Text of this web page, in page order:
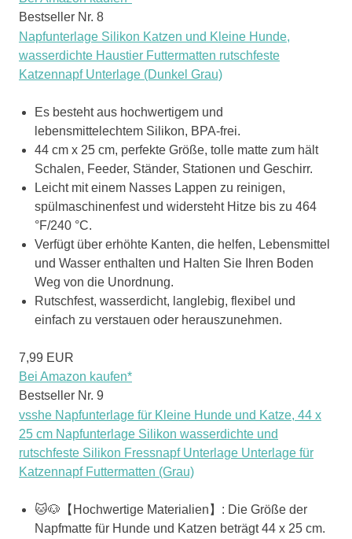
Bestseller Nr. 8
Napfunterlage Silikon Katzen und Kleine Hunde,
wasserdichte Haustier Futtermatten rutschfeste
Katzennapf Unterlage (Dunkel Grau)
Es besteht aus hochwertigem und
lebensmittelechtem Silikon, BPA-frei.
44 cm x 25 cm, perfekte Größe, tolle matte zum hält
Schalen, Feeder, Ständer, Stationen und Geschirr.
Leicht mit einem Nasses Lappen zu reinigen,
spülmaschinenfest und widersteht Hitze bis zu 464
°F/240 °C.
Verfügt über erhöhte Kanten, die helfen, Lebensmittel
und Wasser enthalten und Halten Sie Ihren Boden
Weg von die Unordnung.
Rutschfest, wasserdicht, langlebig, flexibel und
einfach zu verstauen oder herauszunehmen.
7,99 EUR
Bei Amazon kaufen*
Bestseller Nr. 9
vsshe Napfunterlage für Kleine Hunde und Katze, 44 x
25 cm Napfunterlage Silikon wasserdichte und
rutschfeste Silikon Fressnapf Unterlage Unterlage für
Katzennapf Futtermatten (Grau)
🐱🐶【Hochwertige Materialien】: Die Größe der
Napfmatte für Hunde und Katzen beträgt 44 x 25 cm.